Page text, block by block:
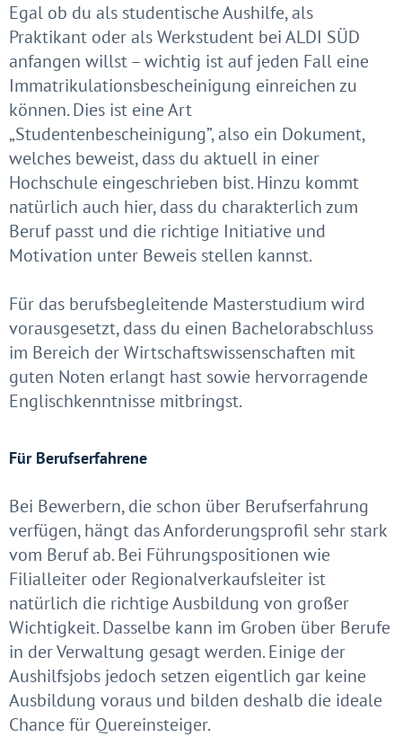
Egal ob du als studentische Aushilfe, als
Praktikant oder als Werkstudent bei ALDI SÜD
anfangen willst – wichtig ist auf jeden Fall eine
Immatrikulationsbescheinigung einreichen zu
können. Dies ist eine Art
„Studentenbescheinigung”, also ein Dokument,
welches beweist, dass du aktuell in einer
Hochschule eingeschrieben bist. Hinzu kommt
natürlich auch hier, dass du charakterlich zum
Beruf passt und die richtige Initiative und
Motivation unter Beweis stellen kannst.
Für das berufsbegleitende Masterstudium wird
vorausgesetzt, dass du einen Bachelorabschluss
im Bereich der Wirtschaftswissenschaften mit
guten Noten erlangt hast sowie hervorragende
Englischkenntnisse mitbringst.
Für Berufserfahrene
Bei Bewerbern, die schon über Berufserfahrung
verfügen, hängt das Anforderungsprofil sehr stark
vom Beruf ab. Bei Führungspositionen wie
Filialleiter oder Regionalverkaufsleiter ist
natürlich die richtige Ausbildung von großer
Wichtigkeit. Dasselbe kann im Groben über Berufe
in der Verwaltung gesagt werden. Einige der
Aushilfsjobs jedoch setzen eigentlich gar keine
Ausbildung voraus und bilden deshalb die ideale
Chance für Quereinsteiger.